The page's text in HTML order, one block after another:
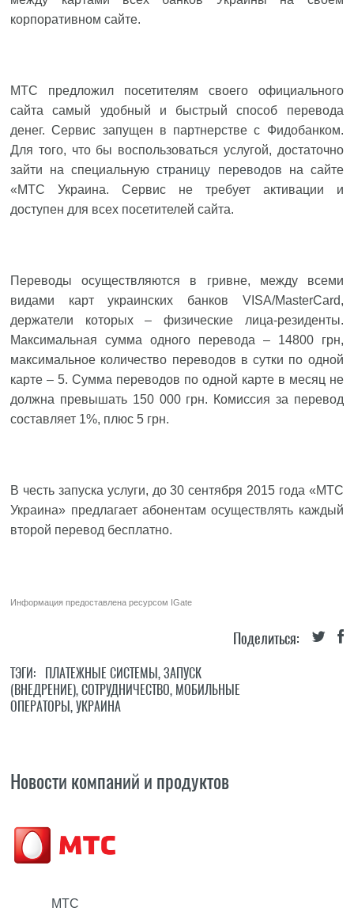
корпоративном сайте.
МТС предложил посетителям своего официального
сайта самый удобный и быстрый способ перевода
денег. Сервис запущен в партнерстве с Фидобанком.
Для того, что бы воспользоваться услугой, достаточно
зайти на специальнуюстраницу переводов на сайте
«МТС Украина. Сервис не требует активации и
доступен для всех посетителей сайта.
Переводы осуществляются в гривне, между всеми
видами карт украинских банков VISA/MasterCard,
держатели которых – физические лица-резиденты.
Максимальная сумма одного перевода – 14800 грн,
максимальное количество переводов в сутки по одной
карте – 5. Сумма переводов по одной карте в месяц не
должна превышать 150 000 грн. Комиссия за перевод
составляет 1%, плюс 5 грн.
В честь запуска услуги, до 30 сентября 2015 года «МТС
Украина» предлагает абонентам осуществлять каждый
второй перевод бесплатно.
Информация предоставлена ресурсом IGate
Поделиться:
ТЭГИ: ПЛАТЕЖНЫЕ СИСТЕМЫ,ЗАПУСК
(ВНЕДРЕНИЕ),СОТРУДНИЧЕСТВО, МОБИЛЬНЫЕ
ОПЕРАТОРЫ,УКРАИНА
Новости компаний и продуктов
МТС